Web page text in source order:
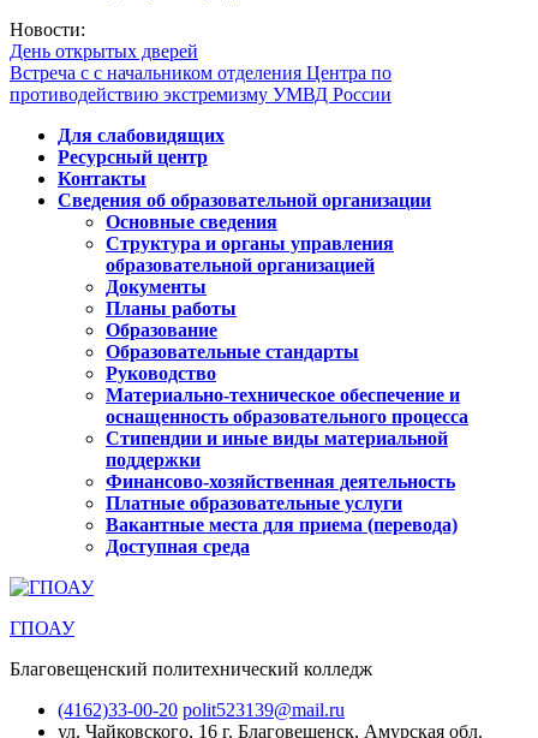
Новости:
День открытых дверей
Встреча с с начальником отделения Центра по
противодействию экстремизму УМВД России
Для слабовидящих
Ресурсный центр
Контакты
Сведения об образовательной организации
Основные сведения
Структура и органы управления
образовательной организацией
Документы
Планы работы
Образование
Образовательные стандарты
Руководство
Материально-техническое обеспечение и
оснащенность образовательного процесса
Стипендии и иные виды материальной
поддержки
Финансово-хозяйственная деятельность
Платные образовательные услуги
Вакантные места для приема (перевода)
Доступная среда
ГПОАУ
Благовещенский политехнический колледж
(4162)33-00-20 polit523139@mail.ru
ул. Чайковского, 16 г. Благовещенск, Амурская обл.